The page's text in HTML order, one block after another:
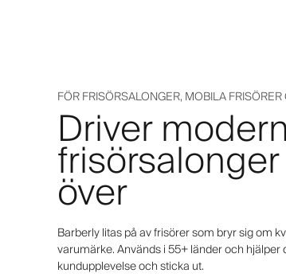
FÖR FRISÖRSALONGER, MOBILA
Driver
över
Barberly litas på av frisörer som bryr sig om
varumärke. Används i 55+ länder och hjälper
kundupplevelse och sticka ut.